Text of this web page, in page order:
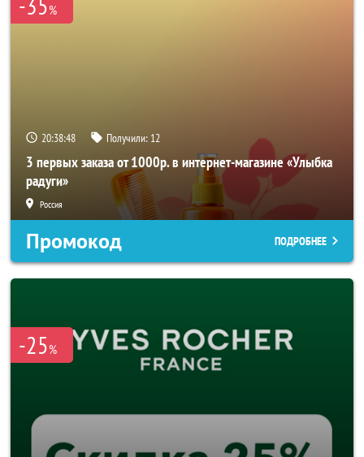
%
20:38:46 Получили: 12
3 первых заказа от 1000р. в интернет-магазине «Улыбка
радуги»
Россия
Промокод ПОДРОБНЕЕ
-25%